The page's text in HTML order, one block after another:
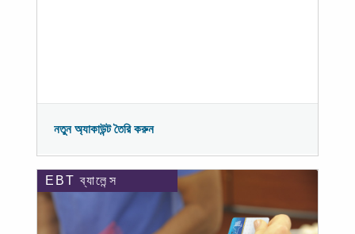
নতুন অ্যাকাউন্ট তৈরি করুন
EBT ব্যালেন্স